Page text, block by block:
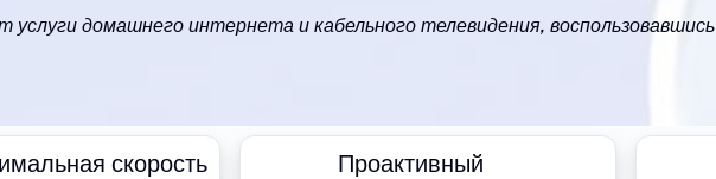
домашнего интернета и кабельного телевидения, воспользовавшись
скорость
Проактивный